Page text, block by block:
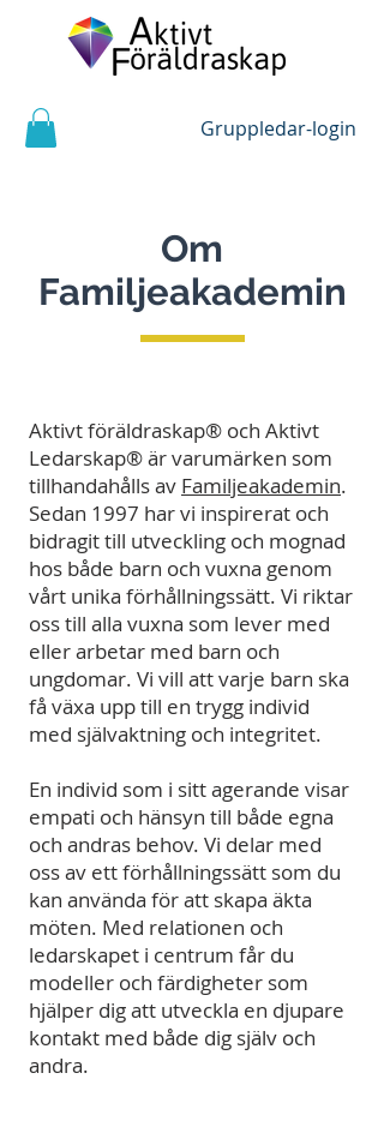
Gruppledar-login
Om
Familjeakademin
Aktivt föräldraskap® och Aktivt
Ledarskap® är varumärken som
tillhandahålls av Familjeakademin.
Sedan 1997 har vi inspirerat och
bidragit till utveckling och mognad
hos både barn och vuxna genom
vårt unika förhållningssätt. Vi riktar
oss till alla vuxna som lever med
eller arbetar med barn och
ungdomar. Vi vill att varje barn ska
få växa upp till en trygg individ
med självaktning och integritet.
En individ som i sitt agerande visar
empati och hänsyn till både egna
och andras behov. Vi delar med
oss av ett förhållningssätt som du
kan använda för att skapa äkta
möten. Med relationen och
ledarskapet i centrum får du
modeller och färdigheter som
hjälper dig att utveckla en djupare
kontakt med både dig själv och
andra.